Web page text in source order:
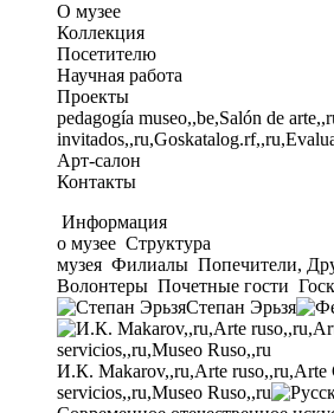
О музее
Коллекция
Посетителю
Научная работа
Проекты
pedagogía museo,,be,Salón de
Арт-салон
Контакты
Информация
о музее Структура
музея Филиалы Попечители,
Волонтеры Почетные гости
Степан Эрьзя
И.К. Makarov,,ru,Arte ruso,,ru,Arte
servicios,,ru,Museo Ruso,,ru